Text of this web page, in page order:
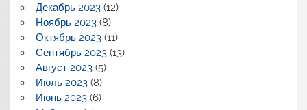
Декабрь 2023(12)
Ноябрь 2023(8)
Октябрь 2023(11)
Сентябрь 2023(13)
Август 2023(5)
Июль 2023(8)
Июнь 2023(6)